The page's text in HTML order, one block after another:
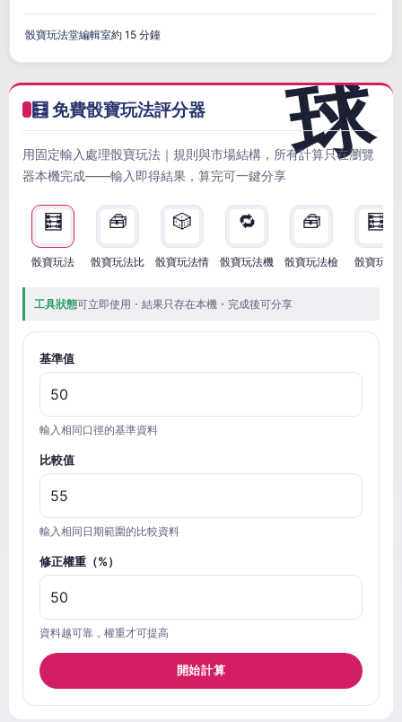
骰寶玩法堂編輯室約 15 分鐘
🧮 免費骰寶玩法評分器
用固定輸入處理骰寶玩法｜規則與市場結構，所有計算只在瀏覽
器本機完成——輸入即得結果，算完可一鍵分享
🧮
骰寶玩法
🧰
骰寶玩法比
🎲
骰寶玩法情
🔁
骰寶玩法機
🧰
骰寶玩法檢
🧮
骰寶玩法
工具狀態可立即使用・結果只存在本機・完成後可分享
基準值
輸入相同口徑的基準資料
比較值
輸入相同日期範圍的比較資料
修正權重（%）
資料越可靠，權重才可提高
開始計算